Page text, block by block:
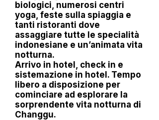
biologici, numerosi centri
yoga, feste sulla spiaggia e
tanti ristoranti dove
assaggiare tutte le specialità
indonesiane e un’animata vita
notturna.
Arrivo in hotel, check in e
sistemazione in hotel. Tempo
libero a disposizione per
cominciare ad esplorare la
sorprendente vita notturna di
Changgu.